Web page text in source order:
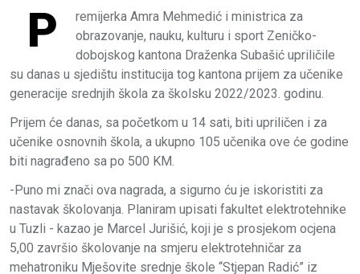
P
remijerka Amra Mehmedić i ministrica za
obrazovanje, nauku, kulturu i sport Zeničko-
dobojskog kantona Draženka Subašić upriličile
su danas u sjedištu institucija tog kantona prijem za učenike
generacije srednjih škola za školsku 2022/2023. godinu.
Prijem će danas, sa početkom u 14 sati, biti upriličen i za
učenike osnovnih škola, a ukupno 105 učenika ove će godine
biti nagrađeno sa po 500 KM.
-Puno mi znači ova nagrada, a sigurno ću je iskoristiti za
nastavak školovanja. Planiram upisati fakultet elektrotehnike
u Tuzli - kazao je Marcel Jurišić, koji je s prosjekom ocjena
5,00 završio školovanje na smjeru elektrotehničar za
mehatroniku Mješovite srednje škole “Stjepan Radić” iz